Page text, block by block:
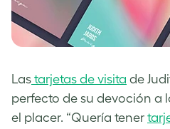
Las tarjetas de visita de
perfecto de su devoción a
el placer. “Quería tener